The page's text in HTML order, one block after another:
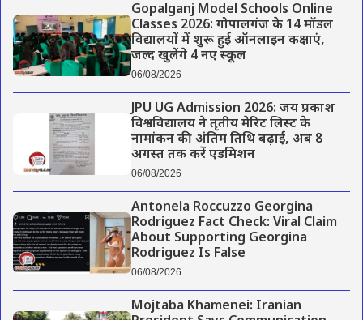
Gopalganj Model Schools Online
Classes 2026: गोपालगंज के 14 मॉडल
विद्यालयों में शुरू हुई ऑनलाइन कक्षाएं,
जल्द खुलेंगे 4 नए स्कूल
06/08/2026
JPU UG Admission 2026: जय प्रकाश
विश्वविद्यालय ने तृतीय मेरिट लिस्ट के
नामांकन की अंतिम तिथि बढ़ाई, अब 8
अगस्त तक करें एडमिशन
06/08/2026
Antonela Roccuzzo Georgina
Rodriguez Fact Check: Viral Claim
About Supporting Georgina
Rodriguez Is False
06/08/2026
Mojtaba Khamenei: Iranian